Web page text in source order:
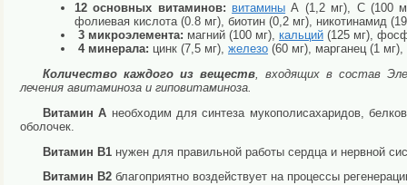
12 основных витаминов: витамины А (1,2 мг), С (100
фолиевая кислота (0.8 мг), биотин (0,2 мг), никотинамид
3 микроэлемента: магний (100 мг), кальций (125 мг),
4 минерала: цинк (7,5 мг), железо (60 мг), марганец (1
Количество каждого из веществ, входящих в состав
лечения авитаминоза и гиповитаминоза.
Витамин А необходим для синтеза мукополисахаридов,
оболочек.
Витамин В1 нужен для правильной работы сердца и нервной
Витамин В2 благоприятно воздействует на процессы